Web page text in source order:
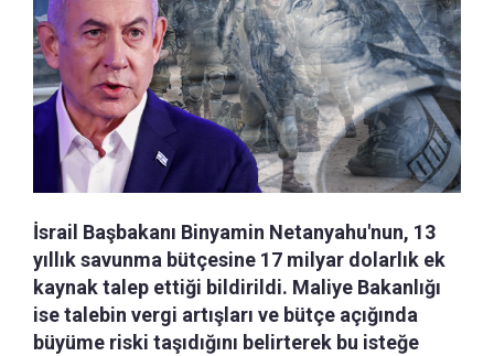
İsrail Başbakanı Binyamin Netanyahu'nun, 13
yıllık savunma bütçesine 17 milyar dolarlık ek
kaynak talep ettiği bildirildi. Maliye Bakanlığı
ise talebin vergi artışları ve bütçe açığında
büyüme riski taşıdığını belirterek bu isteğe